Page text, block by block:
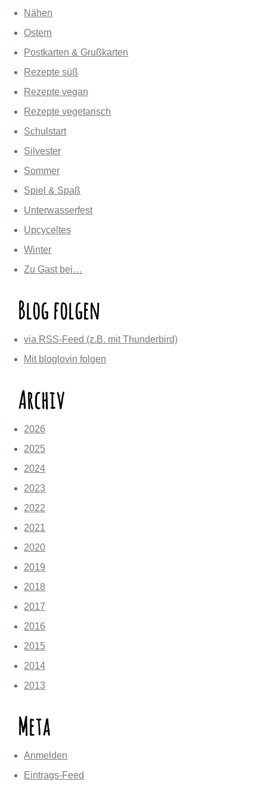
Nähen
Ostern
Postkarten & Grußkarten
Rezepte süß
Rezepte vegan
Rezepte vegetarisch
Schulstart
Silvester
Sommer
Spiel & Spaß
Unterwasserfest
Upcyceltes
Winter
Zu Gast bei…
Blog folgen
via RSS-Feed (z.B. mit Thunderbird)
Mit bloglovin folgen
Archiv
2026
2025
2024
2023
2022
2021
2020
2019
2018
2017
2016
2015
2014
2013
Meta
Anmelden
Eintrags-Feed